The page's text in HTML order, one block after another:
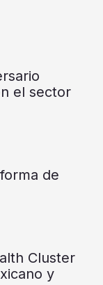
el sector
de
Cluster
y